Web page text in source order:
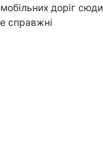
доріг сюди
справжні